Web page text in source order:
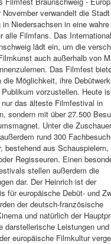
verwandelt die Stadt
in Niedersachsen in eine wahre
alle Filmfans. Das
lädt ein, um die
auch außerhalb von
Das Filmfest
die Möglichkeit, ihre
vorzustellen. Heute
das älteste Filmfestival in
sondern mit über 27.500
Unter die
rund 300
bestehend aus Schauspielern,
Regisseuren. Einen
stellen außerdem die
dar. Der Heinrich ist der
für europäische Debüt- und
der deutsch-französische
und natürlich der
darstellerische Leistungen und
europäische Filmkultur